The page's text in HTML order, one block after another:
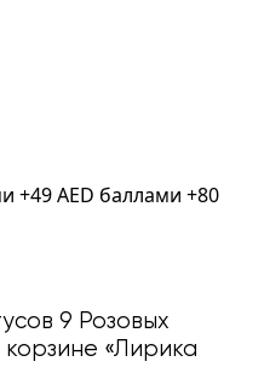
+49 AED баллами +80
9 Розовых
корзине «Лирика